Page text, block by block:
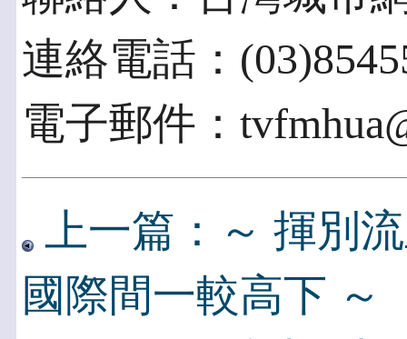
連絡電話：
電子郵件：
上一篇：～ 揮別
國際間一較高下 ～